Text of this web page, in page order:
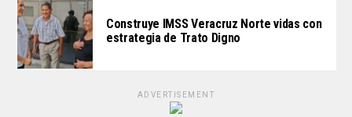
Construye IMSS Veracruz Norte vidas con
estrategia de Trato Digno
ADVERTISEMENT